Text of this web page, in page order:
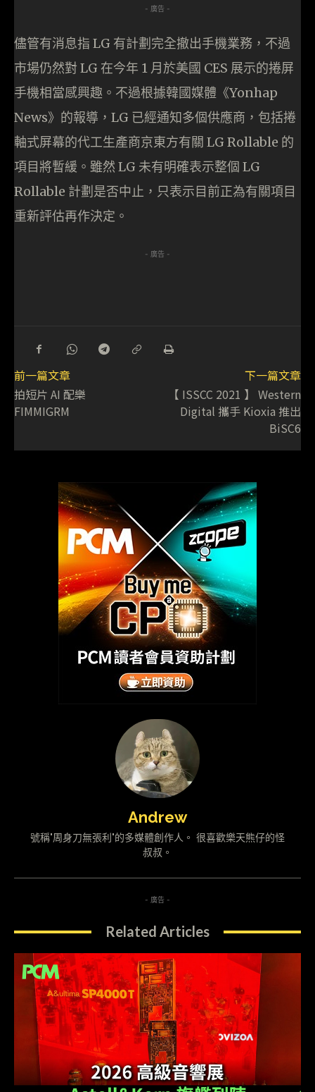
- 廣告 -
儘管有消息指 LG 有計劃完全撤出手機業務，不過
市場仍然對 LG 在今年 1 月於美國 CES 展示的捲屏
手機相當感興趣。不過根據韓國媒體《Yonhap
News》的報導，LG 已經通知多個供應商，包括捲
軸式屏幕的代工生產商京東方有關 LG Rollable 的
項目將暫緩。雖然 LG 未有明確表示整個 LG
Rollable 計劃是否中止，只表示目前正為有關項目
重新評估再作決定。
- 廣告 -
前一篇文章
拍短片 AI 配樂
FIMMIGRM
下一篇文章
【 ISSCC 2021 】 Western
Digital 攜手 Kioxia 推出
BiSC6
Andrew
號稱"周身刀無張利"的多媒體創作人。 很喜歡樂天熊仔的怪
叔叔。
- 廣告 -
Related Articles